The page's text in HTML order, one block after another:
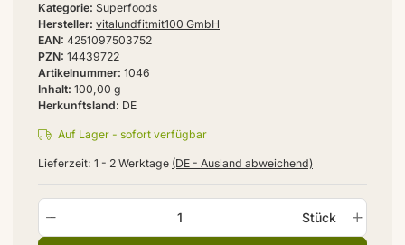
Inhalt 100,00 g
Hersteller vitalundfitmit100 GmbH
Artikelnummer 1046
PZN 14439722
EAN 4251097503752
Herkunftsland DE
Kategorie Superfoods
Stück
Auf Lager - sofort verfügbar
Lieferzeit: 1 - 2 Werktage (DE - Ausland abweichend)